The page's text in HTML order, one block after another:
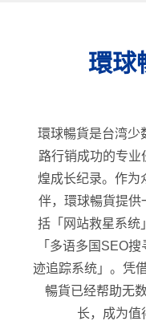
環球
環球暢貨是台湾少
路行销成功的专
煌成长纪录。作为
伴，環球暢貨提供
括「网站救星系统
「多语多国SEO
迹追踪系统」。凭
暢貨已经帮助无
长，成为值